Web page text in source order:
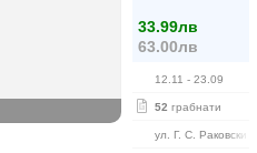
33.99лв
63.00лв
12.11 - 23.09
52 грабнати
ул. Г. С. Раковски